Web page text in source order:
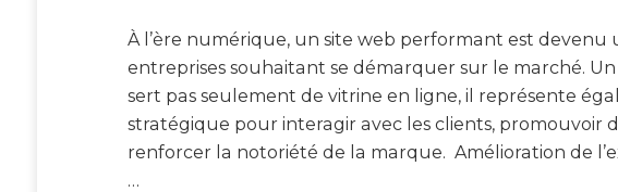
À l’ère numérique, un site web performant est devenu
entreprises souhaitant se démarquer sur le marché.
sert pas seulement de vitrine en ligne, il représente
stratégique pour interagir avec les clients, promouvoir
renforcer la notoriété de la marque. Amélioration de
…